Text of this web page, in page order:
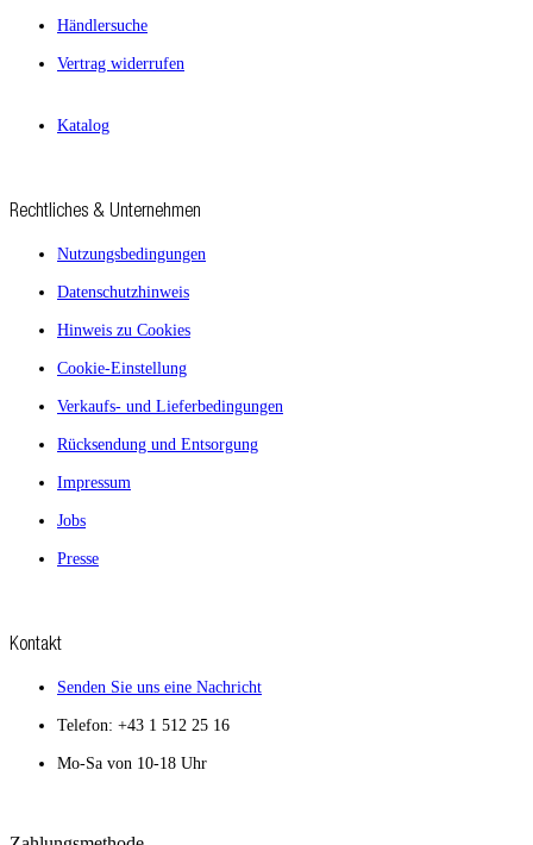
Händlersuche
Vertrag widerrufen
Katalog
Rechtliches & Unternehmen
Nutzungsbedingungen
Datenschutzhinweis
Hinweis zu Cookies
Cookie-Einstellung
Verkaufs- und Lieferbedingungen
Rücksendung und Entsorgung
Impressum
Jobs
Presse
Kontakt
Senden Sie uns eine Nachricht
Telefon: +43 1 512 25 16
Mo-Sa von 10-18 Uhr